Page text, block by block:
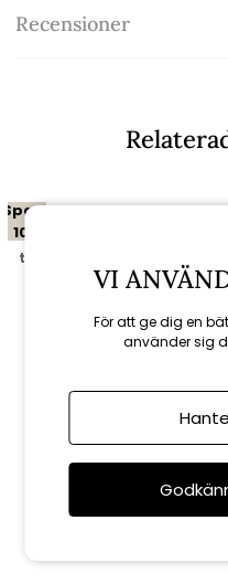
Recensioner
Spara
10%
till 16/8
Brafab
Berula matstol - antracit
VI
För att ge dig en
använder sig